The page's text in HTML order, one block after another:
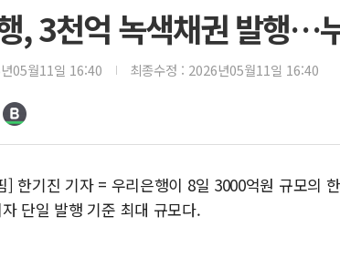
, 3천억 녹색채권 발행…
05월11일 16:40 최종수정 : 2026년05월11일 16:40
] 한기진 기자 = 우리은행이 8일 3000억원 규모의
단일 발행 기준 최대 규모다.